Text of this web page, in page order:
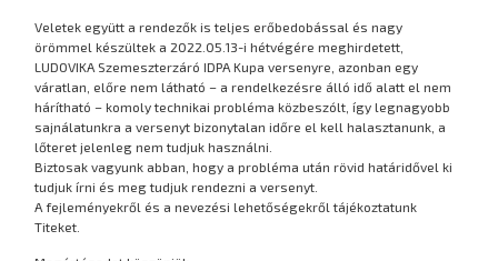
Veletek együtt a rendezők is teljes erőbedobással és nagy
örömmel készültek a 2022.05.13-i hétvégére meghirdetett,
LUDOVIKA Szemeszterzáró IDPA Kupa versenyre, azonban egy
váratlan, előre nem látható – a rendelkezésre álló idő alatt el nem
hárítható – komoly technikai probléma közbeszólt, így legnagyobb
sajnálatunkra a versenyt bizonytalan időre el kell halasztanunk, a
lőteret jelenleg nem tudjuk használni.
Biztosak vagyunk abban, hogy a probléma után rövid határidővel ki
tudjuk írni és meg tudjuk rendezni a versenyt.
A fejleményekről és a nevezési lehetőségekről tájékoztatunk
Titeket.